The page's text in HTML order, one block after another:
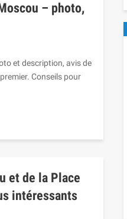
– photo,
et description, avis de
Conseils pour
et de la Place
intéressants